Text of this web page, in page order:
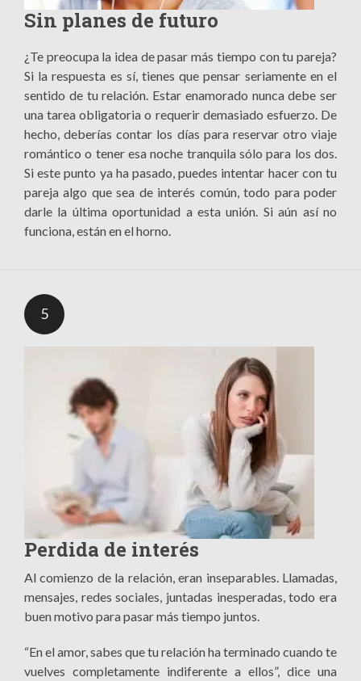
Sin planes de futuro
¿Te preocupa la idea de pasar más tiempo con tu pareja?
Si la respuesta es sí, tienes que pensar seriamente en el
sentido de tu relación. Estar enamorado nunca debe ser
una tarea obligatoria o requerir demasiado esfuerzo. De
hecho, deberías contar los días para reservar otro viaje
romántico o tener esa noche tranquila sólo para los dos.
Si este punto ya ha pasado, puedes intentar hacer con tu
pareja algo que sea de interés común, todo para poder
darle la última oportunidad a esta unión. Si aún así no
funciona, están en el horno.
5
Perdida de interés
Al comienzo de la relación, eran inseparables. Llamadas,
mensajes, redes sociales, juntadas inesperadas, todo era
buen motivo para pasar más tiempo juntos.
“En el amor, sabes que tu relación ha terminado cuando te
vuelves completamente indiferente a ellos”, dice una